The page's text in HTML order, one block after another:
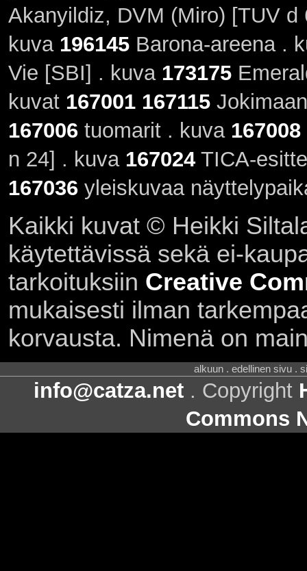
Akanyildiz, DVM (Miro) [TUV
kuva 196145Barona-areena .
Vie [SBI] . kuva 173175
kuvat 167001 167115
167006tuomarit . kuva 167008
n 24] . kuva 167024TICA-
167036yleiskuvaa
Kaikki kuvat © Heikki
käytettävissä sekä ei-
tarkoituksiin Creative
mukaisesti ilman
korvausta. Nimenä on
alkuun . edellinen sivu .
info@catza.net . Copyright
Commons